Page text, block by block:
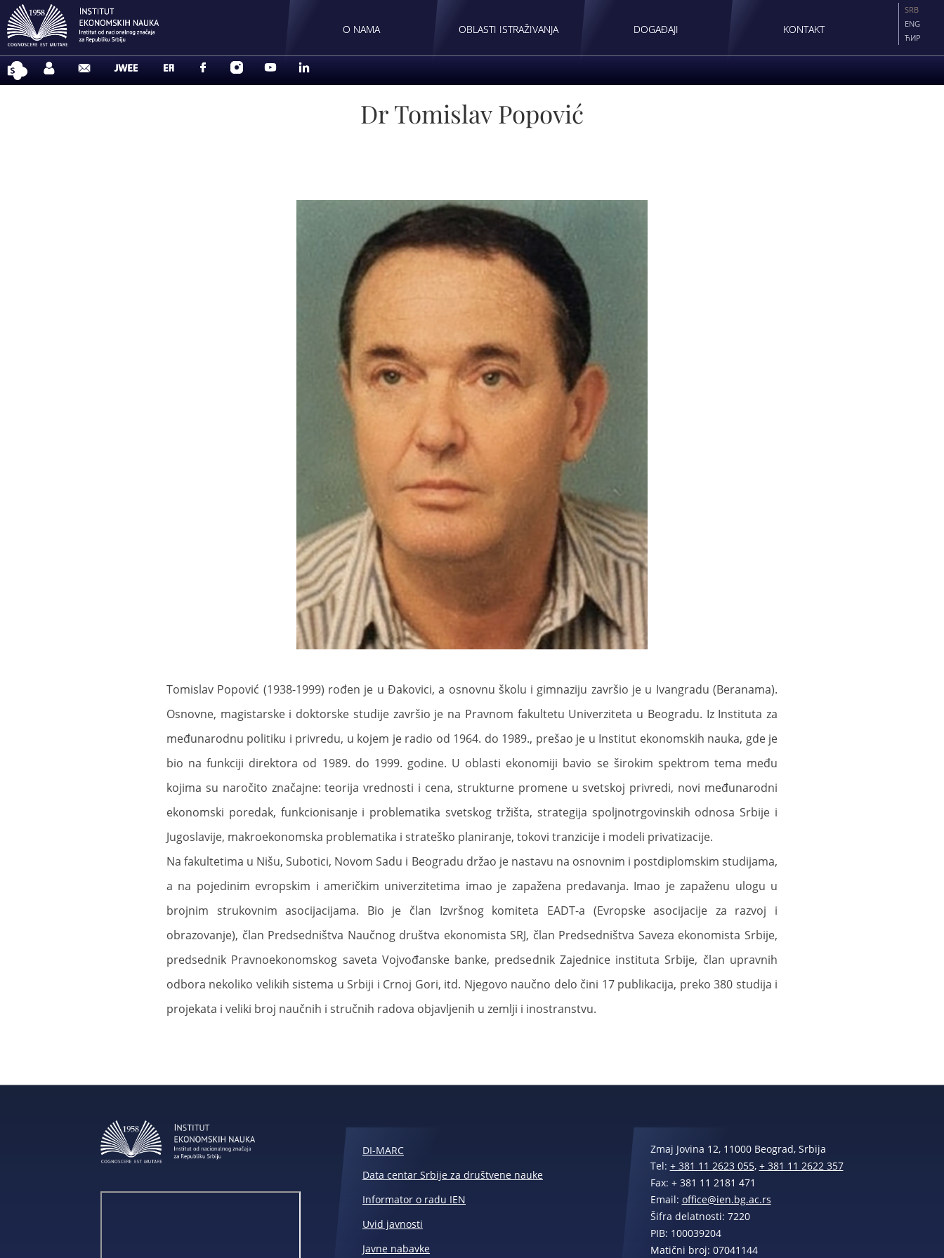
O NAMA OBLASTI ISTRAŽIVANJA DOGAĐAJI KONTAKT
SRB
ENG
ЋИР
Dr Tomislav Popović
Tomislav Popović (1938-1999) rođen je u Đakovici, a osnovnu školu i gimnaziju završio je u Ivangradu (Beranama).
Osnovne, magistarske i doktorske studije završio je na Pravnom fakultetu Univerziteta u Beogradu. Iz Instituta za
međunarodnu politiku i privredu, u kojem je radio od 1964. do 1989., prešao je u Institut ekonomskih nauka, gde je
bio na funkciji direktora od 1989. do 1999. godine. U oblasti ekonomiji bavio se širokim spektrom tema među
kojima su naročito značajne: teorija vrednosti i cena, strukturne promene u svetskoj privredi, novi međunarodni
ekonomski poredak, funkcionisanje i problematika svetskog tržišta, strategija spoljnotrgovinskih odnosa Srbije i
Jugoslavije, makroekonomska problematika i strateško planiranje, tokovi tranzicije i modeli privatizacije.
Na fakultetima u Nišu, Subotici, Novom Sadu i Beogradu držao je nastavu na osnovnim i postdiplomskim studijama,
a na pojedinim evropskim i američkim univerzitetima imao je zapažena predavanja. Imao je zapaženu ulogu u
brojnim strukovnim asocijacijama. Bio je član Izvršnog komiteta EADT-a (Evropske asocijacije za razvoj i
obrazovanje), član Predsedništva Naučnog društva ekonomista SRJ, član Predsedništva Saveza ekonomista Srbije,
predsednik Pravnoekonomskog saveta Vojvođanske banke, predsednik Zajednice instituta Srbije, član upravnih
odbora nekoliko velikih sistema u Srbiji i Crnoj Gori, itd. Njegovo naučno delo čini 17 publikacija, preko 380 studija i
projekata i veliki broj naučnih i stručnih radova objavljenih u zemlji i inostranstvu.
DI-MARC
Data centar Srbije za društvene nauke
Informator o radu IEN
Uvid javnosti
Javne nabavke
Zmaj Jovina 12, 11000 Beograd, Srbija
Tel: + 381 11 2623 055, + 381 11 2622 357
Fax: + 381 11 2181 471
Email: office@ien.bg.ac.rs
Šifra delatnosti: 7220
PIB: 100039204
Matični broj: 07041144